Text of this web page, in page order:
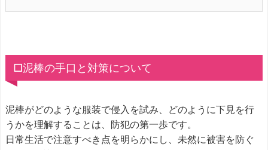
□泥棒の手口と対策について
泥棒がどのような服装で侵入を試み、どのように下見を行
うかを理解することは、防犯の第一歩です。
日常生活で注意すべき点を明らかにし、未然に被害を防ぐ